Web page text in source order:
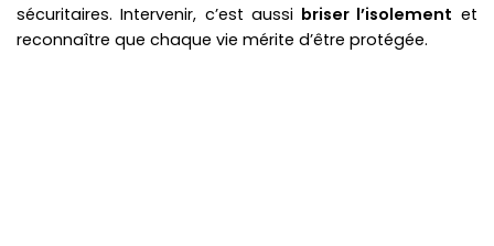
sécuritaires. Intervenir, c’est aussi briser l’isolement et
reconnaître que chaque vie mérite d’être protégée.